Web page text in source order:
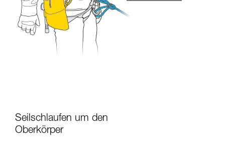
Seilschlaufen um den
Oberkörper